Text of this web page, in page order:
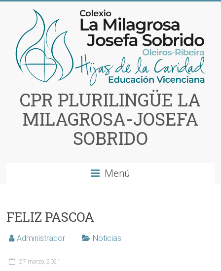
contenido
CPR PLURILINGÜE LA
MILAGROSA-JOSEFA
SOBRIDO
Menú
FELIZ PASCOA
Administrador Noticias
27 marzo, 2021